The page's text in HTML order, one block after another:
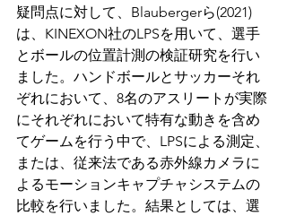
疑問点に対して、Blaubergerら(2021)
は、KINEXON社のLPSを用いて、選手
とボールの位置計測の検証研究を行い
ました。ハンドボールとサッカーそれ
ぞれにおいて、8名のアスリートが実際
にそれぞれにおいて特有な動きを含め
てゲームを行う中で、LPSによる測定、
または、従来法である赤外線カメラに
よるモーションキャプチャシステムの
比較を行いました。結果としては、選